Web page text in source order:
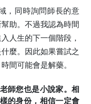
，同時詢問師長的意
助。不過我認為時間
人生的下一個階段，
麼。因此如果嘗試之
間可能會是解藥。
師您也是小說家。相
的身份，相信一定會